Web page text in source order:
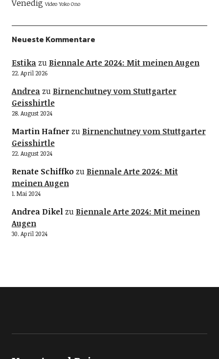
Venedig Video Yoko Ono
Neueste Kommentare
Estikazu Biennale Arte 2024: Mit meinen Augen
22. April 2026
Andreazu Birnenchutney vom Stuttgarter
Geisshirtle
28. August 2024
Martin Hafnerzu Birnenchutney vom Stuttgarter
Geisshirtle
22. August 2024
Renate Schiffkozu Biennale Arte 2024: Mit
meinen Augen
1. Mai 2024
Andrea Dikelzu Biennale Arte 2024: Mit meinen
Augen
30. April 2024